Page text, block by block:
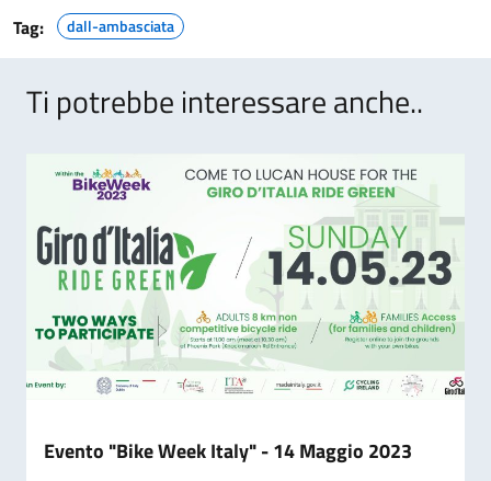
Tag: dall-ambasciata
Ti potrebbe interessare anche..
Evento "Bike Week Italy" - 14 Maggio 2023